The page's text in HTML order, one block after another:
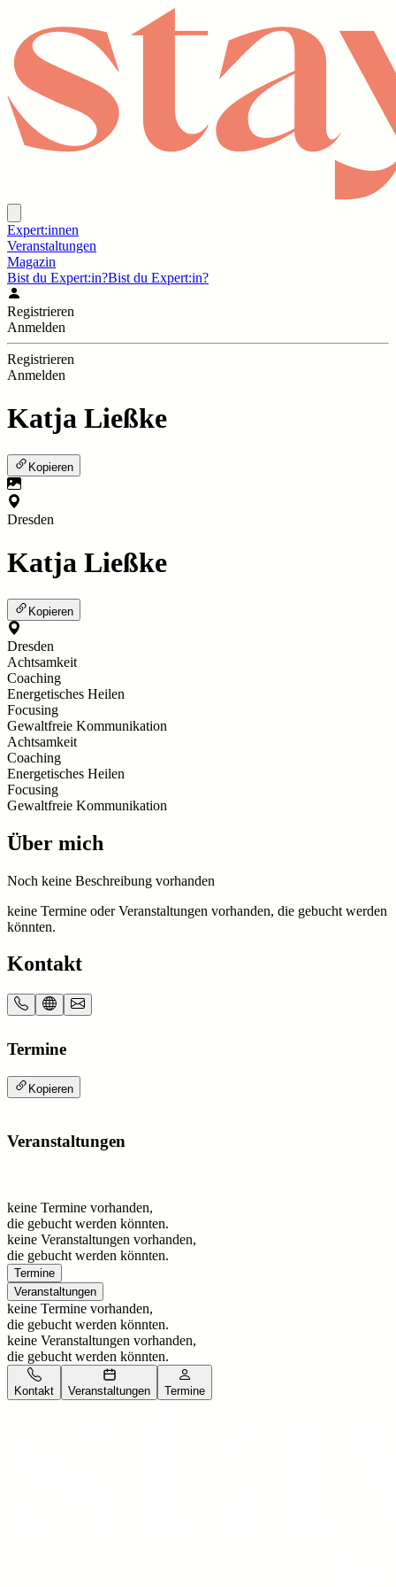
Expert:innen
Veranstaltungen
Magazin
Bist du Expert:in?Bist du Expert:in?
Registrieren
Anmelden
Registrieren
Anmelden
Katja Ließke
Kopieren
Dresden
Katja Ließke
Kopieren
Dresden
Achtsamkeit
Coaching
Energetisches Heilen
Focusing
Gewaltfreie Kommunikation
Achtsamkeit
Coaching
Energetisches Heilen
Focusing
Gewaltfreie Kommunikation
Über mich
Noch keine Beschreibung vorhanden
keine Termine oder Veranstaltungen vorhanden, die gebucht werden
könnten.
Kontakt
Termine
Kopieren
Veranstaltungen
keine Termine vorhanden,
die gebucht werden könnten.
keine Veranstaltungen vorhanden,
die gebucht werden könnten.
Termine
Veranstaltungen
keine Termine vorhanden,
die gebucht werden könnten.
keine Veranstaltungen vorhanden,
die gebucht werden könnten.
Kontakt Veranstaltungen Termine